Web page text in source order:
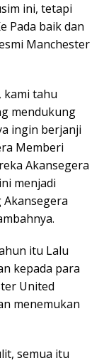
ini, tetapi
Pada baik dan
Manchester
kami tahu
mendukung
ingin berjanji
Memberi
Akansegera
menjadi
itu Lalu
kepada para
United
menemukan
semua itu